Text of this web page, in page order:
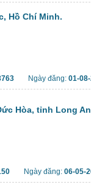
Hồ Chí Minh.
Ngày đăng: 01-
Hòa, tỉnh Long An
Ngày đăng: 06-05-